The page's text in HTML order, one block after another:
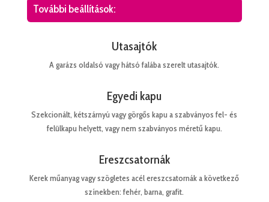
További beállítások:
Utasajtók
A garázs oldalsó vagy hátsó falába szerelt utasajtók.
Egyedi kapu
Szekcionált, kétszárnyú vagy görgős kapu a szabványos fel- és
felülkapu helyett, vagy nem szabványos méretű kapu.
Ereszcsatornák
Kerek műanyag vagy szögletes acél ereszcsatornák a következő
színekben: fehér, barna, grafit.